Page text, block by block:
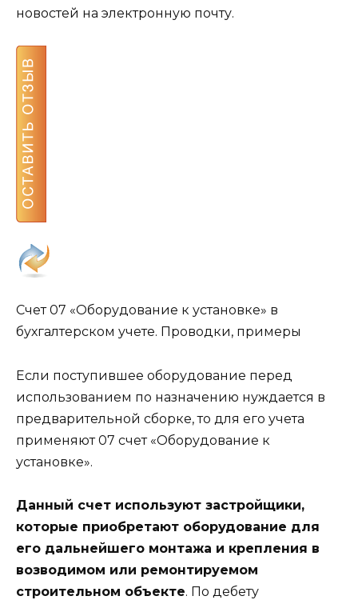
новостей на электронную почту.
Счет 07 «Оборудование к установке» в
бухгалтерском учете. Проводки, примеры
Если поступившее оборудование перед
использованием по назначению нуждается в
предварительной сборке, то для его учета
применяют 07 счет «Оборудование к
установке».
Данный счет используют застройщики,
которые приобретают оборудование для
его дальнейшего монтажа и крепления в
возводимом или ремонтируемом
строительном объекте. По дебету